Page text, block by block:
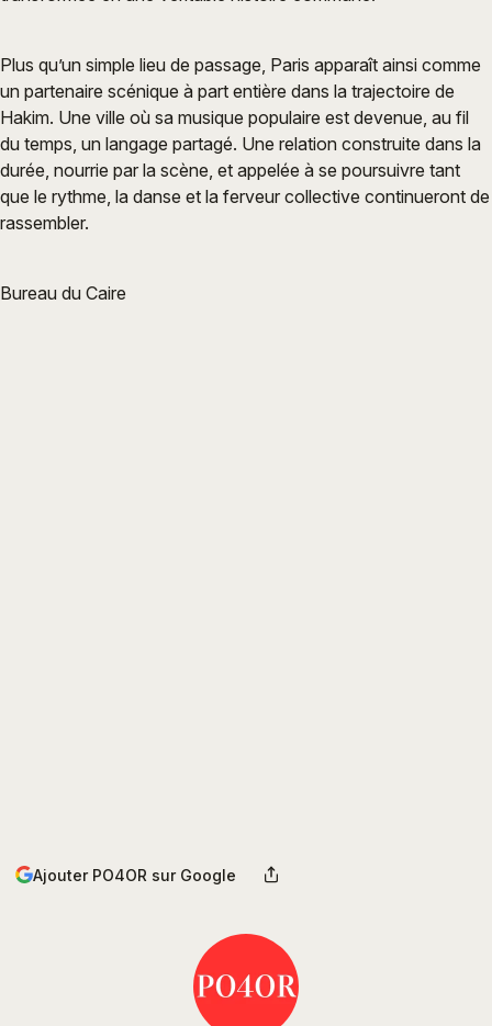
Plus qu’un simple lieu de passage, Paris apparaît ainsi comme
un partenaire scénique à part entière dans la trajectoire de
Hakim. Une ville où sa musique populaire est devenue, au fil
du temps, un langage partagé. Une relation construite dans la
durée, nourrie par la scène, et appelée à se poursuivre tant
que le rythme, la danse et la ferveur collective continueront de
rassembler.
Bureau du Caire
Ajouter PO4OR sur Google